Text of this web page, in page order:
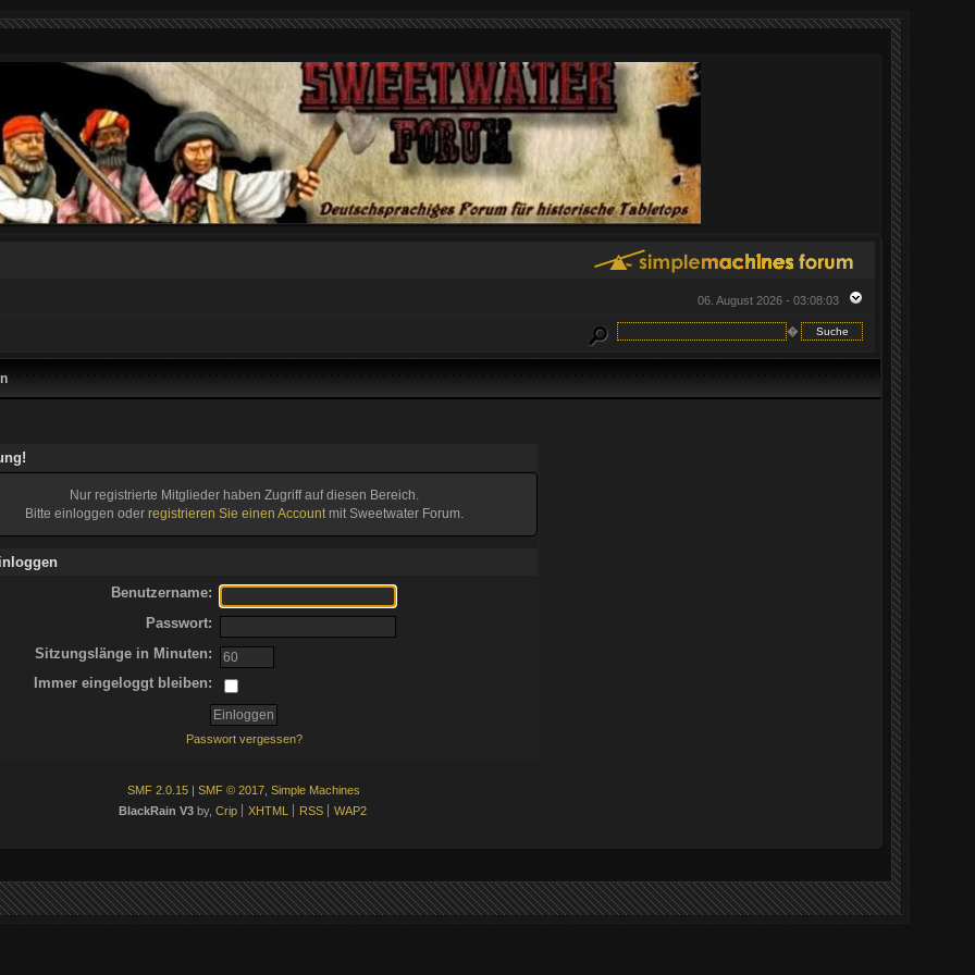
06. August 2026 - 03:08:03
�
Nur registrierte Mitglieder haben Zugriff auf diesen Bereich.
Bitte einloggen oder registrieren Sie einen Accountmit Sweetwater Forum.
Benutzername:
Passwort:
Sitzungslänge in Minuten:
Immer eingeloggt bleiben:
Passwort vergessen?
SMF 2.0.15 | SMF © 2017 Simple Machines
BlackRain V3 by, Crip XHTML RSS WAP2